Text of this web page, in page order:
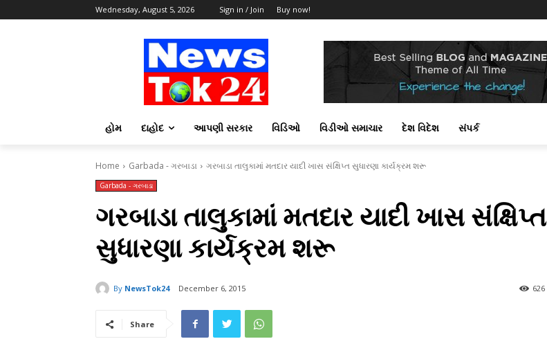
Wednesday, August 5, 2026 Sign in / Join Buy now!
હોમ દાહોદ આપણી સરકાર વિડિઓ વિડીઓ સમાચાર દેશ વિદેશ સંપર્ક
Home Garbada - ગરબાડા ગરબાડા તાલુકામાં મતદાર યાદી ખાસ સંક્ષિપ્ત સુધારણા કાર્યક્રમ શરૂ
Garbada - ગરબાડા
ગરબાડા તાલુકામાં મતદાર યાદી ખાસ સંક્ષિપ્ત
સુધારણા કાર્યક્રમ શરૂ
By NewsTok24 December 6, 2015 626
Share